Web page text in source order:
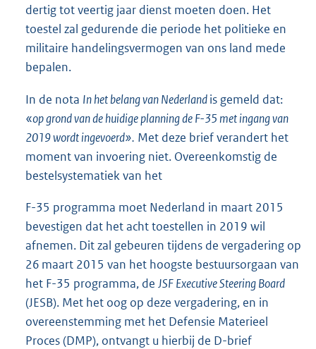
dertig tot veertig jaar dienst moeten doen. Het
toestel zal gedurende die periode het politieke en
militaire handelingsvermogen van ons land mede
bepalen.
In de nota In het belang van Nederlandis gemeld dat:
«op grond van de huidige planning de F-35 met ingang van
2019 wordt ingevoerd». Met deze brief verandert het
moment van invoering niet. Overeenkomstig de
bestelsystematiek van het
F-35 programma moet Nederland in maart 2015
bevestigen dat het acht toestellen in 2019 wil
afnemen. Dit zal gebeuren tijdens de vergadering op
26 maart 2015 van het hoogste bestuursorgaan van
het F-35 programma, de JSF Executive Steering Board
(JESB). Met het oog op deze vergadering, en in
overeenstemming met het Defensie Materieel
Proces (DMP), ontvangt u hierbij de D-brief